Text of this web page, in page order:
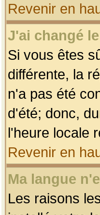
Revenir en
J'ai changé
Si vous êtes
différente, la
n'a pas été
d'été; donc,
l'heure locale
Revenir en
Ma langue
Les raisons